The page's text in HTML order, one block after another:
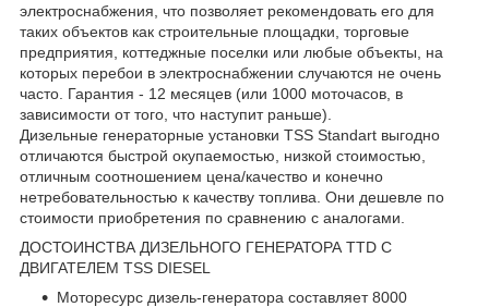
электроснабжения, что позволяет рекомендовать его для
таких объектов как строительные площадки, торговые
предприятия, коттеджные поселки или любые объекты, на
которых перебои в электроснабжении случаются не очень
часто. Гарантия - 12 месяцев (или 1000 моточасов, в
зависимости от того, что наступит раньше).
Дизельные генераторные установки TSS Standart выгодно
отличаются быстрой окупаемостью, низкой стоимостью,
отличным соотношением цена/качество и конечно
нетребовательностью к качеству топлива. Они дешевле по
стоимости приобретения по сравнению с аналогами.
ДОСТОИНСТВА ДИЗЕЛЬНОГО ГЕНЕРАТОРА TTD С
ДВИГАТЕЛЕМ TSS DIESEL
Моторесурс дизель-генератора составляет 8000